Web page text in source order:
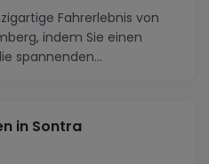
Fahrerlebnis von
indem Sie einen
spannenden
in Sontra